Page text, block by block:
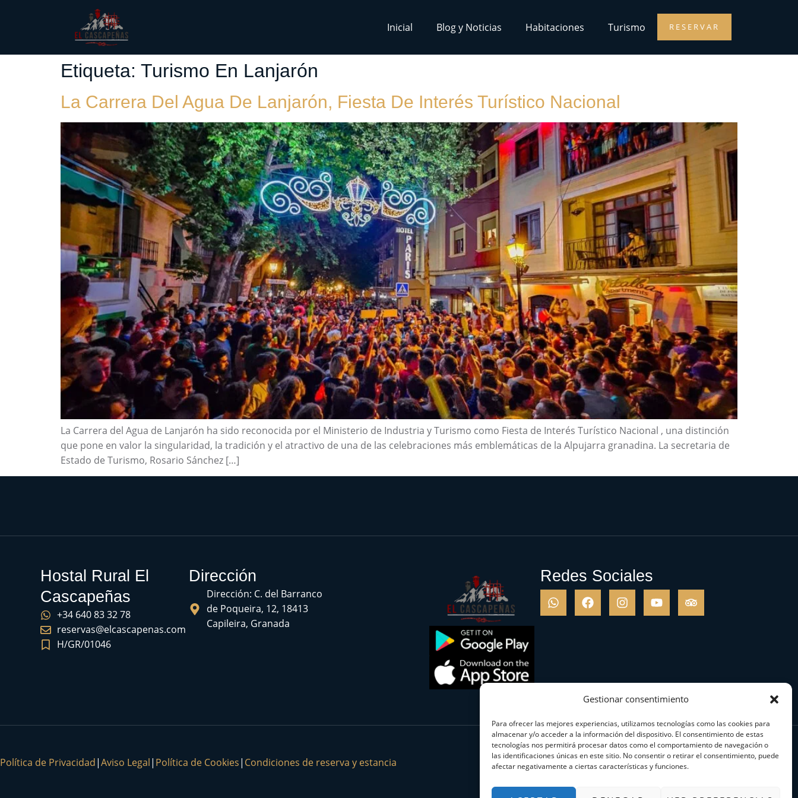
Gestionar consentimiento
Para ofrecer las mejores experiencias, utilizamos tecnologías como las cookies para
almacenar y/o acceder a la información del dispositivo. El consentimiento de estas
tecnologías nos permitirá procesar datos como el comportamiento de navegación o
las identificaciones únicas en este sitio. No consentir o retirar el consentimiento, puede
afectar negativamente a ciertas características y funciones.
Inicial Blog y Noticias Habitaciones Turismo RESERVAR
Etiqueta: Turismo En Lanjarón
La Carrera Del Agua De Lanjarón, Fiesta De Interés Turístico Nacional
La Carrera del Agua de Lanjarón ha sido reconocida por el Ministerio de Industria y Turismo como Fiesta de Interés Turístico Nacional , una distinción
que pone en valor la singularidad, la tradición y el atractivo de una de las celebraciones más emblemáticas de la Alpujarra granadina. La secretaria de
Estado de Turismo, Rosario Sánchez […]
Hostal Rural El
Cascapeñas
+34 640 83 32 78
reservas@elcascapenas.com
H/GR/01046
Dirección
Dirección: C. del Barranco
de Poqueira, 12, 18413
Capileira, Granada
Redes Sociales
Política de Privacidad|Aviso Legal| Política de Cookies| Condiciones de reserva y estancia